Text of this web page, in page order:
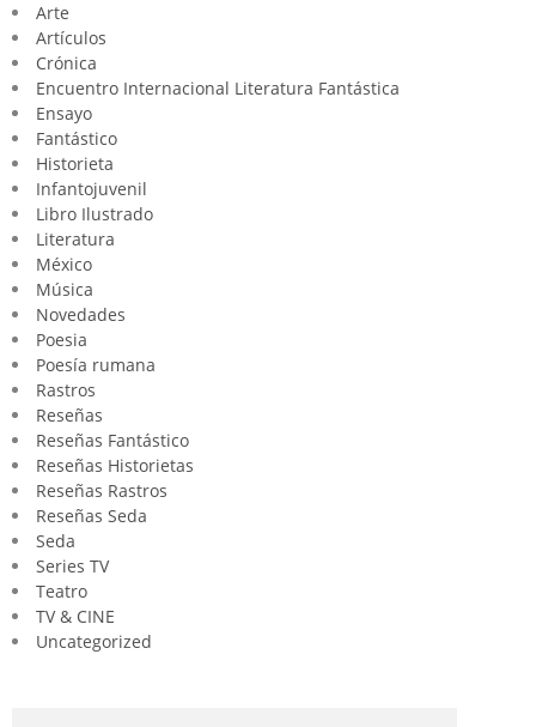
Arte
Artículos
Crónica
Encuentro Internacional Literatura Fantástica
Ensayo
Fantástico
Historieta
Infantojuvenil
Libro Ilustrado
Literatura
México
Música
Novedades
Poesia
Poesía rumana
Rastros
Reseñas
Reseñas Fantástico
Reseñas Historietas
Reseñas Rastros
Reseñas Seda
Seda
Series TV
Teatro
TV & CINE
Uncategorized